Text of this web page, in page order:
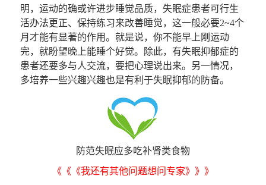
明，运动的确或许进步睡觉品质，失眠症患者可行生
活办法更正、保持练习来改善睡觉，这一般必要2~4个
月才能有显著的作用。就是说，你不能早上刚运动
完，就盼望晚上能睡个好觉。除此，有失眠抑郁症的
患者还要多与人交流，要把心理说出来。另一情况，
多培养一些兴趣兴趣也是有利于失眠抑郁的防备。
防范失眠应多吃补肾类食物
《《《我还有其他问题想问专家》》》